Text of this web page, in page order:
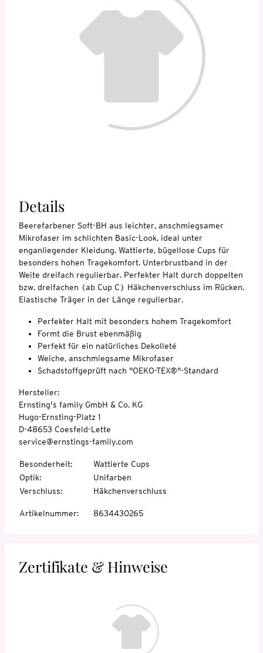
Details
Beerefarbener Soft-BH aus leichter, anschmiegsamer
Mikrofaser im schlichten Basic-Look, ideal unter
enganliegender Kleidung. Wattierte, bügellose Cups für
besonders hohen Tragekomfort. Unterbrustband in der
Weite dreifach regulierbar. Perfekter Halt durch doppelten
bzw. dreifachen (ab Cup C) Häkchenverschluss im Rücken.
Elastische Träger in der Länge regulierbar.
Perfekter Halt mit besonders hohem Tragekomfort
Formt die Brust ebenmäßig
Perfekt für ein natürliches Dekolleté
Weiche, anschmiegsame Mikrofaser
Schadstoffgeprüft nach "OEKO-TEX®"-Standard
Hersteller:
Ernsting's family GmbH & Co. KG
Hugo-Ernsting-Platz 1
D-48653 Coesfeld-Lette
service@ernstings-family.com
Besonderheit:
Wattierte Cups
Optik:
Unifarben
Verschluss: Häkchenverschluss
Artikelnummer: 8634430265
Zertifikate & Hinweise